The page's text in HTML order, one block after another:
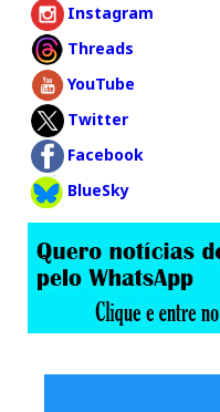
Instagram
Threads
YouTube
Twitter
Facebook
BlueSky